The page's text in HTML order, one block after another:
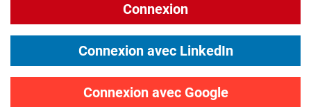
Ma boîte à outils
Conseils carrière
Métiers
Connexion
Connexion avec LinkedIn
Connexion avec Google